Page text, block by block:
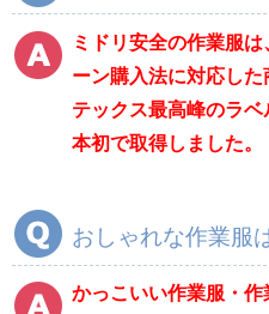
春夏ワークパンツ作
業ズボン
秋冬ワークパンツ作
業ズボン
通年ワークパンツ作
ンツ
クリーンウェアワー
クパンツ
ミドリ安全の作業服
ーン購入法に対応し
テックス最高峰のラ
本初で取得しました。
おしゃれな作業服
かっこいい作業服・